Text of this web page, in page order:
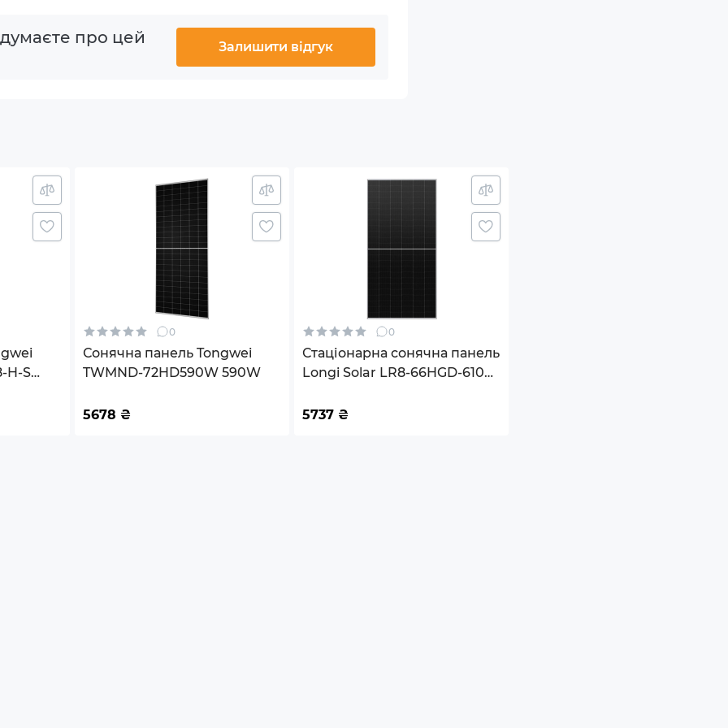
доставкою в Києві та по всій країні!
℃
%/℃
+85 °С
про цей
Залишити відгук
H-S
0
Сонячна панель Tongwei
TWMND-72HD590W 590W
5678 ₴
0
Стаціонарна сонячна панель
Longi Solar LR8-66HGD-610M
5737 ₴